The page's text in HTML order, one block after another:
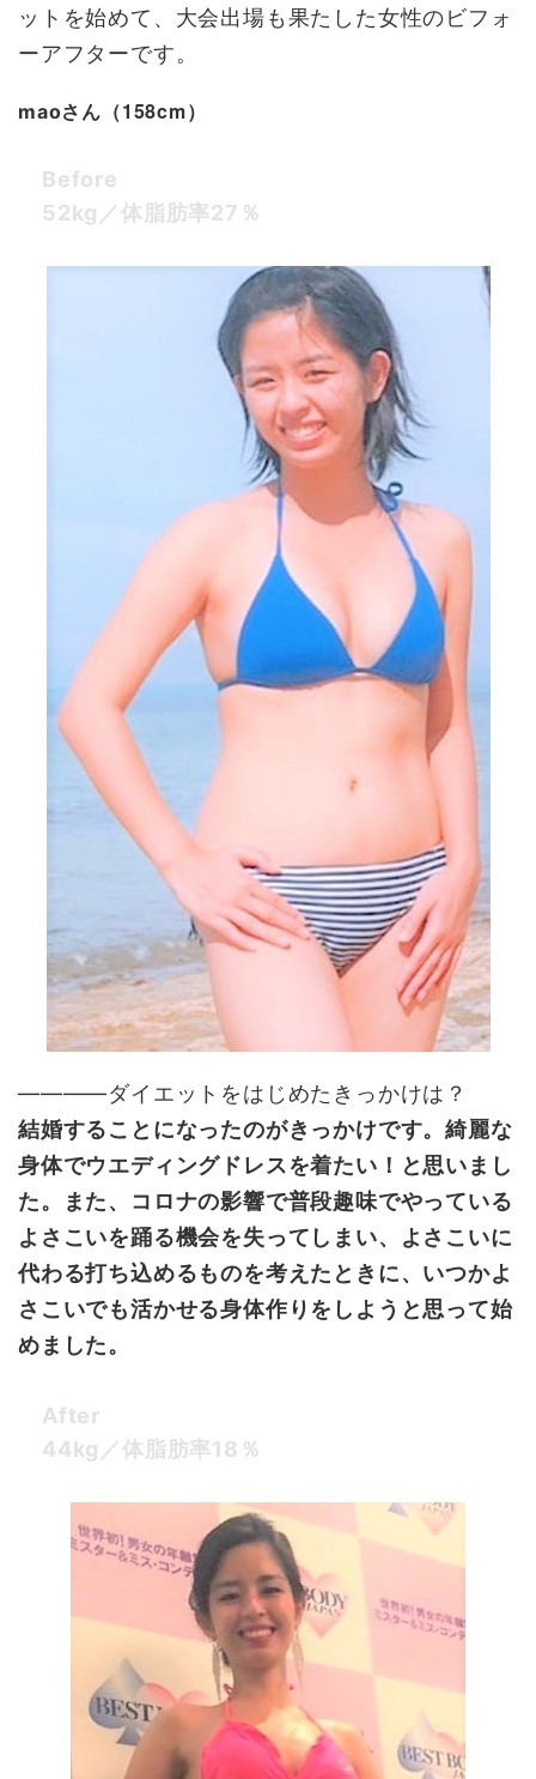
ットを始めて、大会出場も果たした女性のビフォ
ーアフターです。
maoさん （158cm）
Before
52kg／体脂肪率27％
——――ダイエットをはじめたきっかけは？
結婚することになったのがきっかけです。綺麗な
身体でウエディングドレスを着たい！と思いまし
た。また、コロナの影響で普段趣味でやっている
よさこいを踊る機会を失ってしまい、よさこいに
代わる打ち込めるものを考えたときに、いつかよ
さこいでも活かせる身体作りをしようと思って始
めました。
After
44kg／体脂肪率18％